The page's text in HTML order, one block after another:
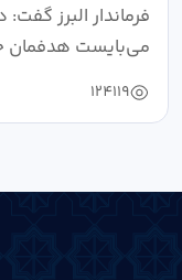
فرماندار البرز
می‌بایست هدفمان
دستیابی...
124119